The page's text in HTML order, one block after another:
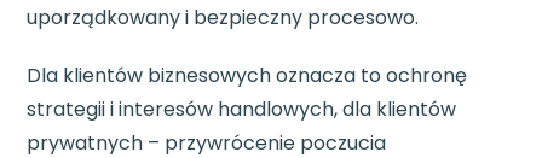
uporządkowany i bezpieczny procesowo.
Dla klientów biznesowych oznacza to ochronę
strategii i interesów handlowych, dla klientów
prywatnych – przywrócenie poczucia